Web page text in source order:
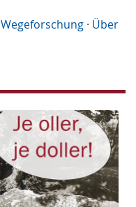
Wegeforschung · Über